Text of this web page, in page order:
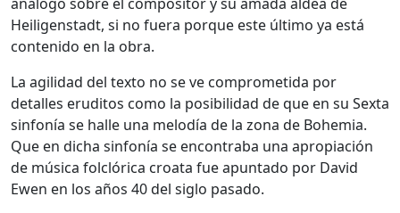
Heiligenstadt, si no fuera porque este último ya está
contenido en la obra.
La agilidad del texto no se ve comprometida por
detalles eruditos como la posibilidad de que en su Sexta
sinfonía se halle una melodía de la zona de Bohemia.
Que en dicha sinfonía se encontraba una apropiación
de música folclórica croata fue apuntado por David
Ewen en los años 40 del siglo pasado.